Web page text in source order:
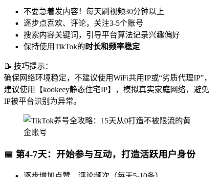
不要急着发内容！每天刷视频30分钟以上
逐步点喜欢、评论，关注3-5个账号
搜索内容关键词，引导平台算法记录兴趣偏好
保持使用TikTok的 时长和频率稳定
📝 技巧提示：
确保网络环境稳定，不建议使用WiFi共用IP或“劣质代理IP”，
建议使用【kookeey静态住宅IP】，模拟真实家庭网络，避免
IP被平台识别为异常。
📅 第4-7天：开始参与互动，打造活跃用户身份